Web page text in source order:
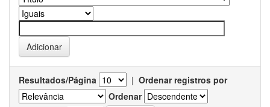
Resultados/Página | Ordenar registros por
Ordenar